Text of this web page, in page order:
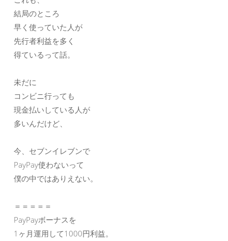
結局のところ
早く使っていた人が
先行者利益を多く
得ているって話。
未だに
コンビニ行っても
現金払いしている人が
多いんだけど、
今、セブンイレブンで
PayPay使わないって
僕の中ではありえない。
＝＝＝＝＝
PayPayボーナスを
1ヶ月運用して1000円利益。